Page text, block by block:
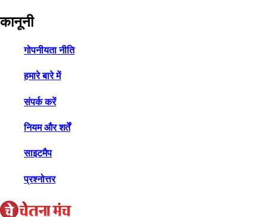
कानूनी
गोपनीयता नीति
हमारे बारे में
संपर्क करें
नियम और शर्तें
साइटमैप
प्रश्नोत्तर